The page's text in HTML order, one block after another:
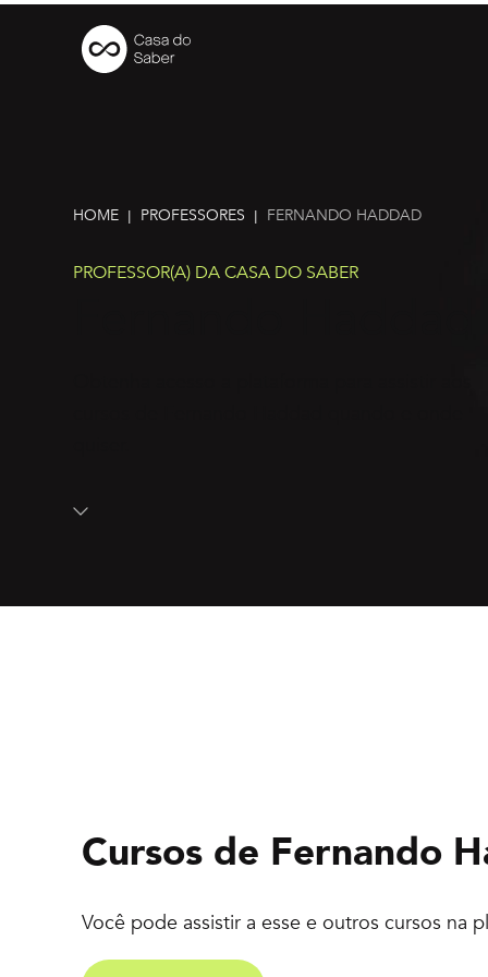
HOME | PROFESSORES | FERNANDO HADDAD
PROFESSOR(A) DA CASA DO SABER
Cursos de Fernando
Você pode assistir a esse e outros cursos na